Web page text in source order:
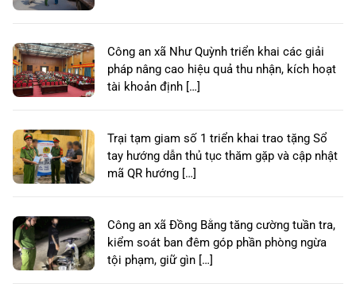
Công an xã Như Quỳnh triển khai các giải
pháp nâng cao hiệu quả thu nhận, kích hoạt
tài khoản định […]
Trại tạm giam số 1 triển khai trao tặng Sổ
tay hướng dẫn thủ tục thăm gặp và cập nhật
mã QR hướng […]
Công an xã Đồng Bằng tăng cường tuần tra,
kiểm soát ban đêm góp phần phòng ngừa
tội phạm, giữ gìn […]